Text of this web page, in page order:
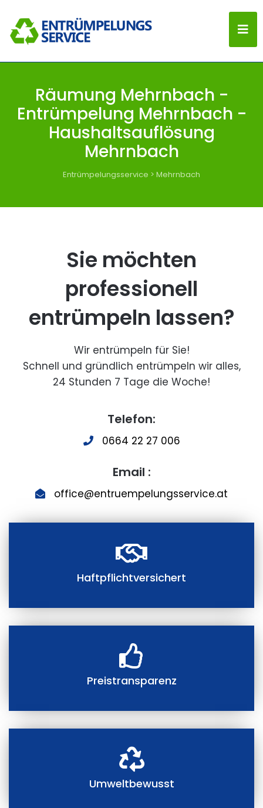
Räumung Mehrnbach -
Entrümpelung Mehrnbach -
Haushaltsauflösung
Mehrnbach
Entrümpelungsservice > Mehrnbach
Sie möchten
professionell
entrümpeln lassen?
Wir entrümpeln für Sie!
Schnell und gründlich entrümpeln wir alles,
24 Stunden 7 Tage die Woche!
Telefon:
0664 22 27 006
Email :
office@entruempelungsservice.at
Haftpflichtversichert
Preistransparenz
Umweltbewusst